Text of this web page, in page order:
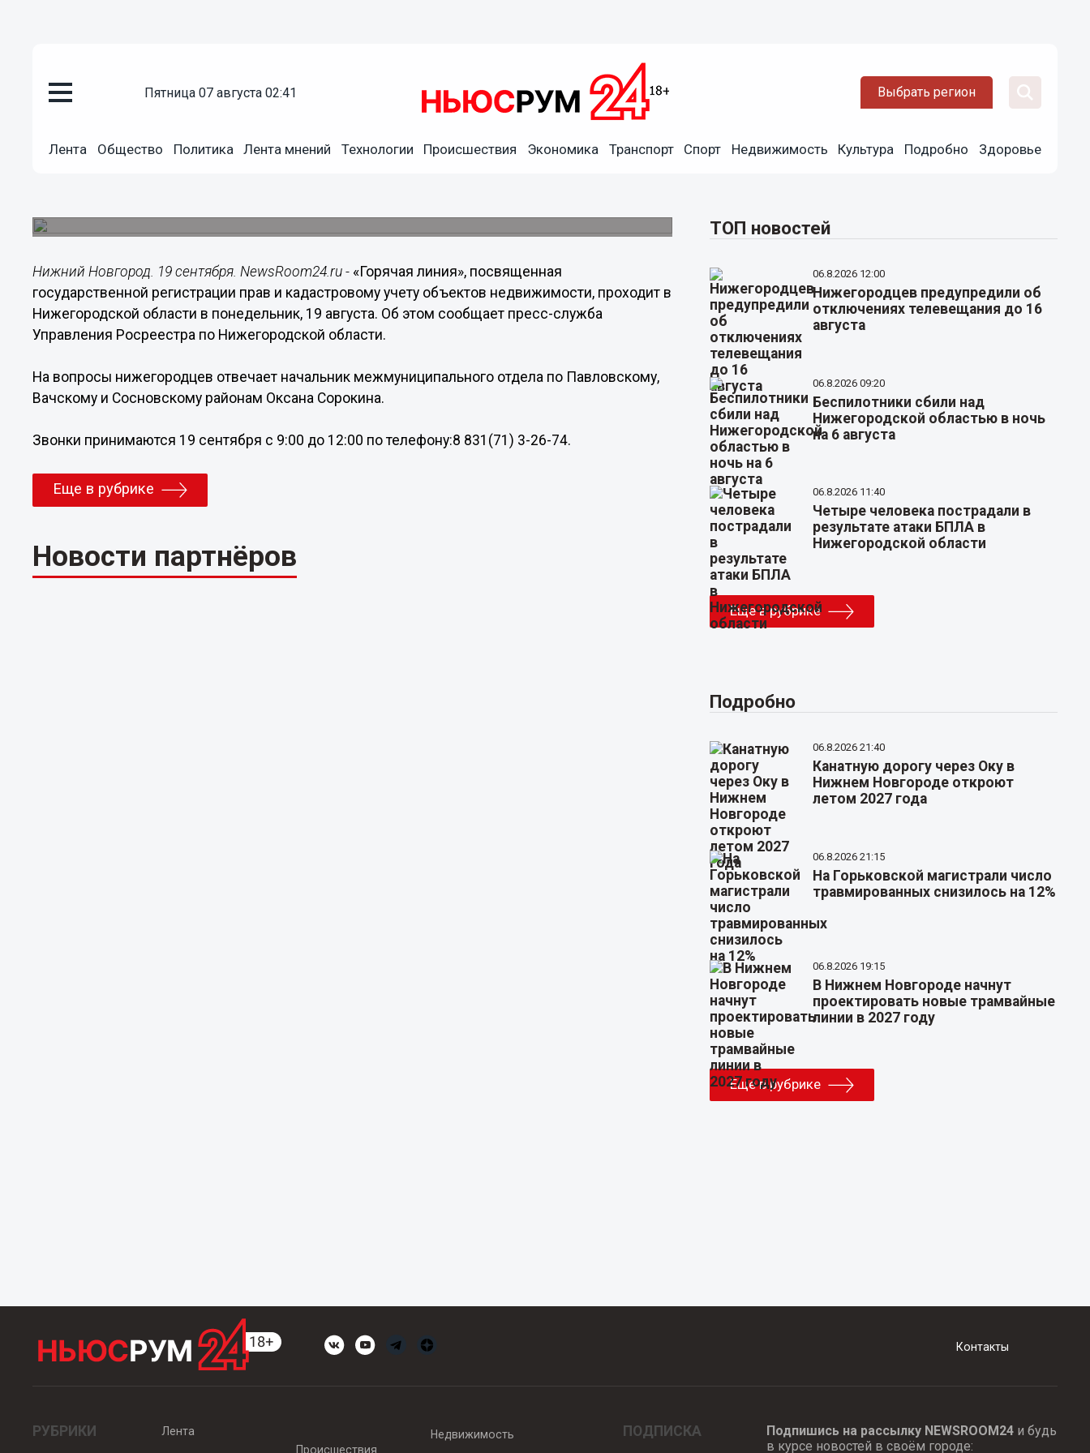
пятница 07 августа 02:41 Выбрать регион
Лента Общество Политика Лента мнений Технологии Происшествия Экономика Транспорт Спорт Недвижимость Культура Подробно Здоровье
Нижегородцам расскажут о госрегистрации прав и
Нижний Новгород. 19 сентября. NewsRoom24.ru - «Горячая линия», посвященная
государственной регистрации прав и кадастровому учету объектов недвижимости, проходит в
Нижегородской области в понедельник, 19 августа. Об этом сообщает пресс-служба
Управления Росреестра по Нижегородской области.
На вопросы нижегородцев отвечает начальник межмуниципального отдела по Павловскому,
Вачскому и Сосновскому районам Оксана Сорокина.
Звонки принимаются 19 сентября с 9:00 до 12:00 по телефону:8 831(71) 3-26-74.
Еще в рубрике
Новости партнёров
ТОП новостей
06.8.2026 12:00
Нижегородцев предупредили об
отключениях телевещания до 16
августа
06.8.2026 09:20
Беспилотники сбили над
Нижегородской областью в ночь
на 6 августа
06.8.2026 11:40
Четыре человека пострадали в
результате атаки БПЛА в
Нижегородской области
Еще в рубрике
Подробно
06.8.2026 21:40
Канатную дорогу через Оку в
Нижнем Новгороде откроют
летом 2027 года
06.8.2026 21:15
На Горьковской магистрали число
травмированных снизилось на 12%
06.8.2026 19:15
В Нижнем Новгороде начнут
проектировать новые трамвайные
линии в 2027 году
Еще в рубрике
Контакты
РУБРИКИ
Лента
Происшествия
Недвижимость ПОДПИСКА Подпишись на рассылку NEWSROOM24и будь
в курсе новостей в своём городе: